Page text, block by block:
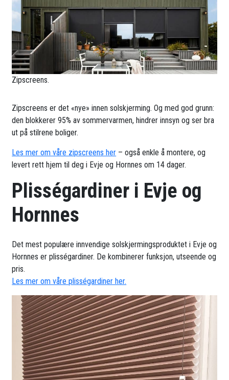
Zipscreens.
Zipscreens er det «nye» innen solskjerming. Og med god grunn:
den blokkerer 95% av sommervarmen, hindrer innsyn og ser bra
ut på stilrene boliger.
Les mer om våre zipscreens her – også enkle å montere, og
levert rett hjem til deg i Evje og Hornnes om 14 dager.
Plisségardiner i Evje og
Hornnes
Det mest populære innvendige solskjermingsproduktet i Evje og
Hornnes er plisségardiner. De kombinerer funksjon, utseende og
pris.
Les mer om våre plisségardiner her.